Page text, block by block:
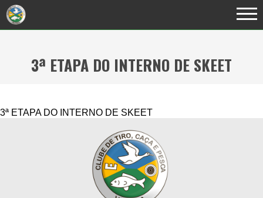
3ª ETAPA DO INTERNO DE SKEET
3ª ETAPA DO INTERNO DE SKEET